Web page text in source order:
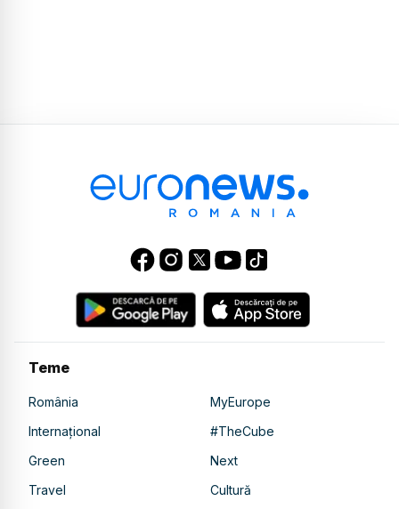
Teme
România
MyEurope
Internațional
#TheCube
Green
Next
Travel
Cultură